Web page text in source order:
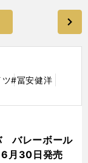
ツ#冨安健洋
バレーボール
月30日発売